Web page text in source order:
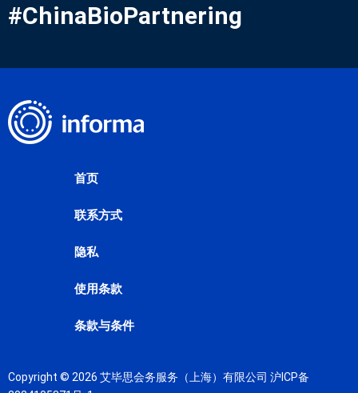
#ChinaBioPartnering
首页
联系方式
隐私
使用条款
条款与条件
Copyright © 2026 艾毕思会务服务（上海）有限公司 沪ICP备